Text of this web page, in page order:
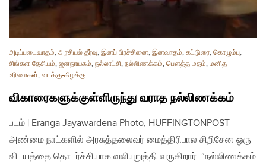
அடிப்படைவாதம், அரசியல் தீர்வு, இனப் பிரச்சினை, இனவாதம், கட்டுரை, கொழும்பு,
சிங்கள தேசியம், ஜனநாயகம், நல்லாட்சி, நல்லிணக்கம், பௌத்த மதம், மனித
உரிமைகள், வடக்கு-கிழக்கு
விகாரைகளுக்குள்ளிருந்து வராத நல்லிணக்கம்
படம் | Eranga Jayawardena Photo, HUFFINGTONPOST
அண்மை நாட்களில் அரசுத்தலைவர் மைத்திரிபால சிறிசேன ஒரு
விடயத்தை தொடர்ச்சியாக வலியுறுத்தி வருகிறார். “நல்லிணக்கம்